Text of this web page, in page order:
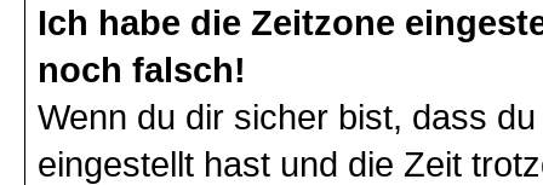
Ich habe die Zeitzone
noch falsch!
Wenn du dir sicher bist, dass
eingestellt hast und die Zeit